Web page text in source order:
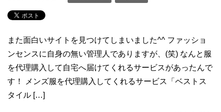
また面白いサイトを見つけてしまいました^^ ファッショ
ンセンスに自身の無い管理人でありますが、(笑) なんと服
を代理購入して自宅へ届けてくれるサービスがあったんで
す！ メンズ服を代理購入してくれるサービス「ベストス
タイル […]